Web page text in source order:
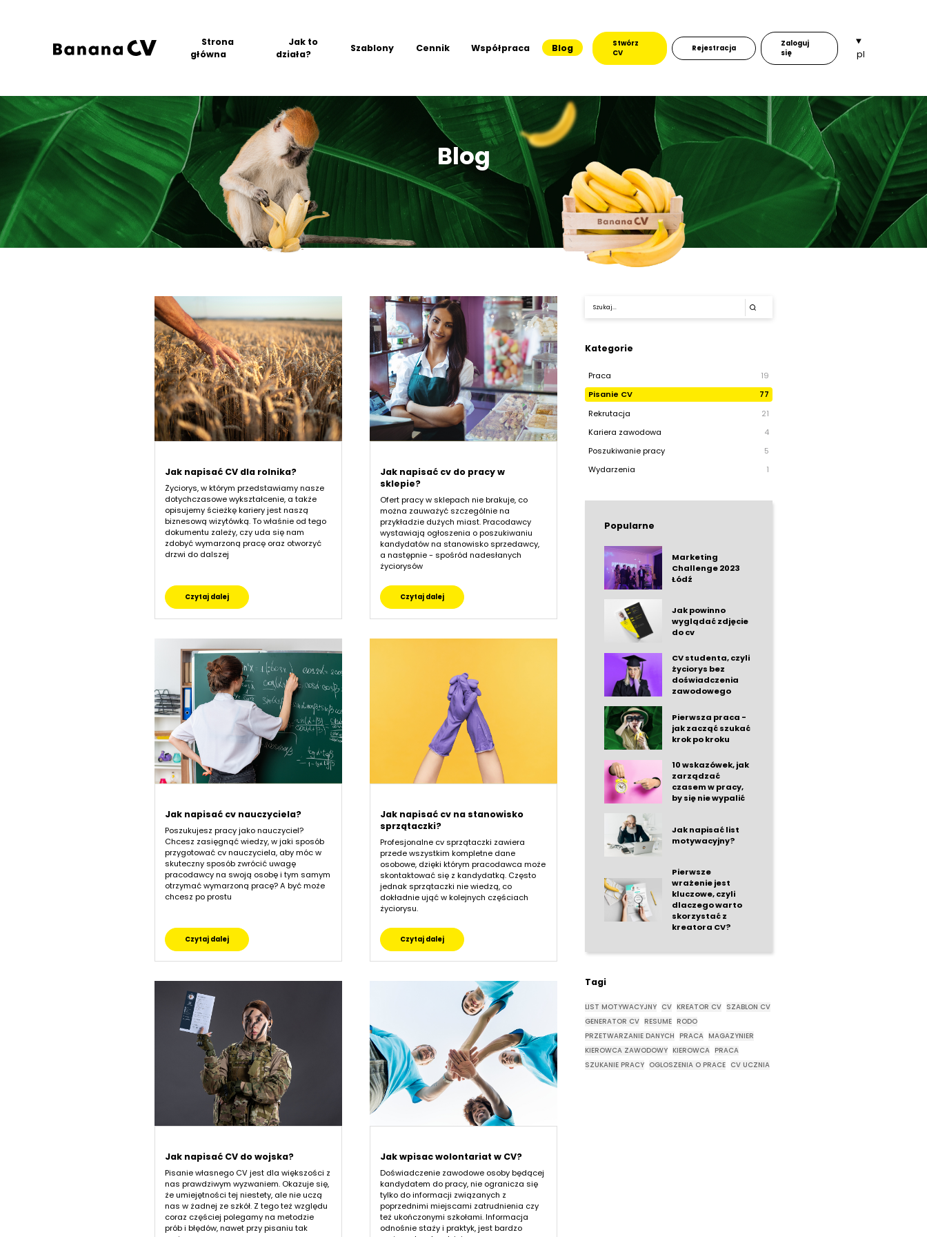
Strona
główna
Jak to
działa?
Szablony Cennik Współpraca Blog
Stwórz
CV
Rejestracja
Zaloguj
się
pl
Blog
Jak napisać CV dla rolnika?
Życiorys, w którym przedstawiamy nasze
dotychczasowe wykształcenie, a także
opisujemy ścieżkę kariery jest naszą
biznesową wizytówką. To właśnie od tego
dokumentu zależy, czy uda się nam
zdobyć wymarzoną pracę oraz otworzyć
drzwi do dalszej
Czytaj dalej
Jak napisać cv do pracy w
sklepie?
Ofert pracy w sklepach nie brakuje, co
można zauważyć szczególnie na
przykładzie dużych miast. Pracodawcy
wystawiają ogłoszenia o poszukiwaniu
kandydatów na stanowisko sprzedawcy,
a następnie - spośród nadesłanych
życiorysów
Czytaj dalej
Jak napisać cv nauczyciela?
Poszukujesz pracy jako nauczyciel?
Chcesz zasięgnąć wiedzy, w jaki sposób
przygotować cv nauczyciela, aby móc w
skuteczny sposób zwrócić uwagę
pracodawcy na swoją osobę i tym samym
otrzymać wymarzoną pracę? A być może
chcesz po prostu
Czytaj dalej
Jak napisać cv na stanowisko
sprzątaczki?
Profesjonalne cv sprzątaczki zawiera
przede wszystkim kompletne dane
osobowe, dzięki którym pracodawca może
skontaktować się z kandydatką. Często
jednak sprzątaczki nie wiedzą, co
dokładnie ująć w kolejnych częściach
życiorysu.
Czytaj dalej
Jak napisać CV do wojska?
Pisanie własnego CV jest dla większości z
nas prawdziwym wyzwaniem. Okazuje się,
że umiejętności tej niestety, ale nie uczą
nas w żadnej ze szkół. Z tego też względu
coraz częściej polegamy na metodzie
prób i błędów, nawet przy pisaniu tak
Jak wpisac wolontariat w CV?
Doświadczenie zawodowe osoby będącej
kandydatem do pracy, nie ogranicza się
tylko do informacji związanych z
poprzednimi miejscami zatrudnienia czy
też ukończonymi szkołami. Informacja
odnośnie staży i praktyk, jest bardzo
Kategorie
Praca
19
Pisanie CV
77
Rekrutacja
21
Kariera zawodowa
4
Poszukiwanie pracy
5
Wydarzenia
1
Popularne
Marketing
Challenge 2023
Łódź
Jak powinno
wyglądać zdjęcie
do cv
CV studenta, czyli
życiorys bez
doświadczenia
zawodowego
Pierwsza praca -
jak zacząć szukać
krok po kroku
10 wskazówek, jak
zarządzać
czasem w pracy,
by się nie wypalić
Jak napisać list
motywacyjny?
Pierwsze
wrażenie jest
kluczowe, czyli
dlaczego warto
skorzystać z
kreatora CV?
Tagi
LIST MOTYWACYJNY CV KREATOR CV
SZABLON CV
GENERATOR CV
RESUME
RODO
PRZETWARZANIE DANYCH
PRACA
MAGAZYNIER
KIEROWCA ZAWODOWY
KIEROWCA
PRACA
SZUKANIE PRACY
OGLOSZENIA O PRACE CV UCZNIA